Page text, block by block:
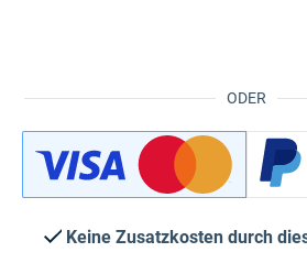
ODER
Keine Zusatzkosten durch